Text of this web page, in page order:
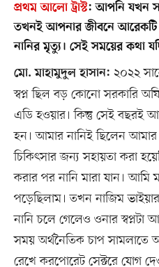
প্রথম আলো ট্রাস্ট:আপনি যখন
তখনই আপনার জীবনে
নানির মৃত্যু। সেই সময়ের কথা
মো. মাহামুদুল হাসান: ২০২২
স্বপ্ন ছিল বড় কোনো সরকারি
এডি হওয়ার। কিন্তু সেই বছরই
হন। আমার নানিই ছিলেন
চিকিৎসার জন্য সহায়তা করা
করার পর নানি মারা যান। আমি
পড়েছিলাম। তখন নাজিম
নানি চলে গেলেও ওনার
সময় অর্থনৈতিক চাপ সামলাতে
রেখে করপোরেট সেক্টরে যোগ